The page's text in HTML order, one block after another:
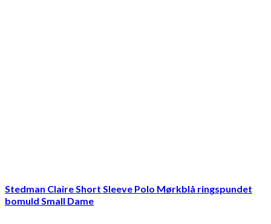
Stedman Claire Short Sleeve Polo Mørkblå ringspundet
bomuld Small Dame